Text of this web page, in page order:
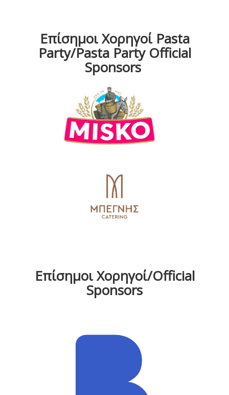
Επίσημοι Χορηγοί Pasta
Party/Pasta Party Official
Sponsors
Επίσημοι Χορηγοί/Official
Sponsors